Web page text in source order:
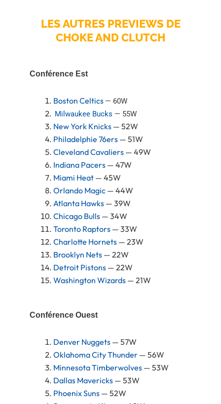
LES AUTRES PREVIEWS DE
CHOKE AND CLUTCH
Conférence Est
Boston Celtics — 60W
Milwaukee Bucks — 55W
New York Knicks — 52W
Philadelphie 76ers — 51W
Cleveland Cavaliers — 49W
Indiana Pacers — 47W
Miami Heat — 45W
Orlando Magic — 44W
Atlanta Hawks — 39W
Chicago Bulls — 34W
Toronto Raptors — 33W
Charlotte Hornets — 23W
Brooklyn Nets — 22W
Detroit Pistons — 22W
Washington Wizards — 21W
Conférence Ouest
Denver Nuggets — 57W
Oklahoma City Thunder — 56W
Minnesota Timberwolves — 53W
Dallas Mavericks — 53W
Phoenix Suns — 52W